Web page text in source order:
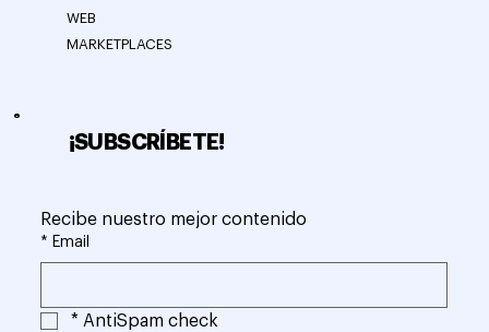
¡SUBSCRÍBETE!
Recibe nuestro mejor contenido
* Email
* AntiSpam check
WEB
MARKETPLACES